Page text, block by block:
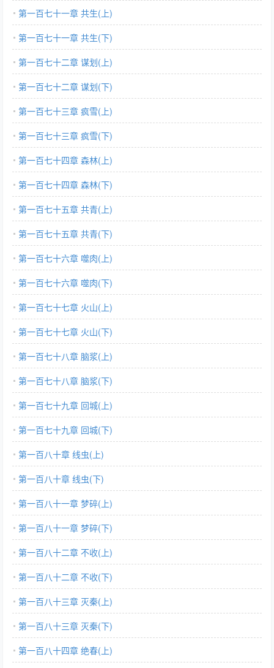
第一百七十一章 共生(上)
第一百七十一章 共生(下)
第一百七十二章 谋划(上)
第一百七十二章 谋划(下)
第一百七十三章 疯雪(上)
第一百七十三章 疯雪(下)
第一百七十四章 森林(上)
第一百七十四章 森林(下)
第一百七十五章 共青(上)
第一百七十五章 共青(下)
第一百七十六章 噬肉(上)
第一百七十六章 噬肉(下)
第一百七十七章 火山(上)
第一百七十七章 火山(下)
第一百七十八章 脑浆(上)
第一百七十八章 脑浆(下)
第一百七十九章 回城(上)
第一百七十九章 回城(下)
第一百八十章 线虫(上)
第一百八十章 线虫(下)
第一百八十一章 梦碎(上)
第一百八十一章 梦碎(下)
第一百八十二章 不收(上)
第一百八十二章 不收(下)
第一百八十三章 灭秦(上)
第一百八十三章 灭秦(下)
第一百八十四章 绝春(上)